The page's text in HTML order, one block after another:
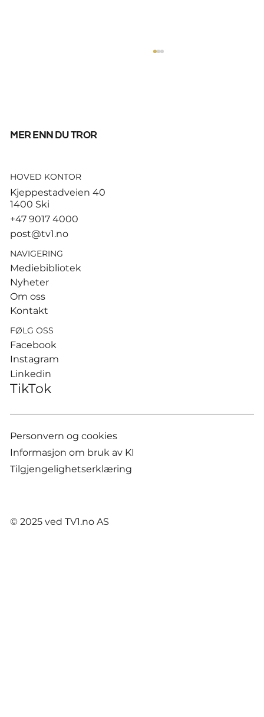
God start for de norske
Hamburg
mer enn du tror
HOVED KONTOR
Kjeppestadveien 40
1400 Ski
+47 9017 4000
post@tv1.no
NAVIGERING
Mediebibliotek
Nyheter
Om oss
Kontakt
FØLG OSS
Facebook
Instagram
Linkedin
TikTok
Personvern og cookies
Informasjon om bruk av KI
Tilgjengelighetserklæring
© 2025 ved TV1.no AS